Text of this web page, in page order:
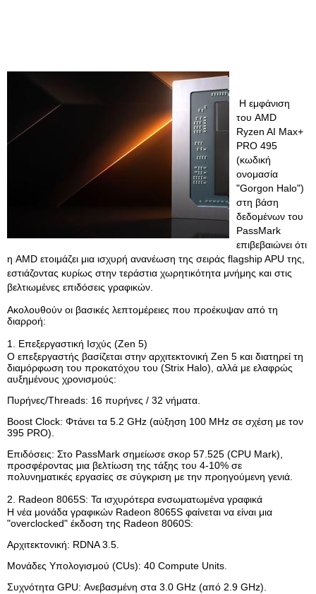
Η εμφάνιση
του AMD
Ryzen AI Max+
PRO 495
(κωδική
ονομασία
"Gorgon Halo")
στη βάση
δεδομένων του
PassMark
επιβεβαιώνει ότι
η AMD ετοιμάζει μια ισχυρή ανανέωση της σειράς flagship APU της,
εστιάζοντας κυρίως στην τεράστια χωρητικότητα μνήμης και στις
βελτιωμένες επιδόσεις γραφικών.
Ακολουθούν οι βασικές λεπτομέρειες που προέκυψαν από τη
διαρροή:
1. Επεξεργαστική Ισχύς (Zen 5)
Ο επεξεργαστής βασίζεται στην αρχιτεκτονική Zen 5 και διατηρεί τη
διαμόρφωση του προκατόχου του (Strix Halo), αλλά με ελαφρώς
αυξημένους χρονισμούς:
Πυρήνες/Threads: 16 πυρήνες / 32 νήματα.
Boost Clock: Φτάνει τα 5.2 GHz (αύξηση 100 MHz σε σχέση με τον
395 PRO).
Επιδόσεις: Στο PassMark σημείωσε σκορ 57.525 (CPU Mark),
προσφέροντας μια βελτίωση της τάξης του 4-10% σε
πολυνηματικές εργασίες σε σύγκριση με την προηγούμενη γενιά.
2. Radeon 8065S: Τα ισχυρότερα ενσωματωμένα γραφικά
Η νέα μονάδα γραφικών Radeon 8065S φαίνεται να είναι μια
"overclocked" έκδοση της Radeon 8060S:
Αρχιτεκτονική: RDNA 3.5.
Μονάδες Υπολογισμού (CUs): 40 Compute Units.
Συχνότητα GPU: Ανεβασμένη στα 3.0 GHz (από 2.9 GHz).